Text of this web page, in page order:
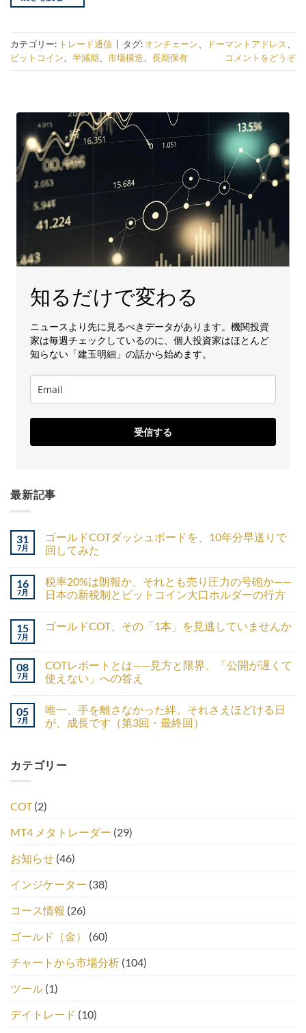
カテゴリー: トレード通信 タグ: オンチェーン、 ドーマントアドレス、
ビットコイン、 半減期、 市場構造、 長期保有 コメントをどうぞ
知るだけで変わる
ニュースより先に見るべきデータがあります。機関投資
家は毎週チェックしているのに、個人投資家はほとんど
知らない「建玉明細」の話から始めます。
受信する
最新記事
31
7月
ゴールドCOTダッシュボードを、10年分早送りで
回してみた
16
7月
税率20%は朗報か、それとも売り圧力の号砲か——
日本の新税制とビットコイン大口ホルダーの行方
15
7月
ゴールドCOT、その「1本」を見逃していませんか
08
7月
COTレポートとは——見方と限界、「公開が遅くて
使えない」への答え
05
7月
唯一、手を離さなかった絆。それさえほどける日
が、成長です（第3回・最終回）
カテゴリー
COT(2)
MT4 メタトレーダー (29)
お知らせ (46)
インジケーター (38)
コース情報 (26)
ゴールド（金）
(60)
チャートから市場分析 (104)
ツール (1)
デイトレード (10)